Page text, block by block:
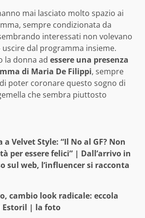
mai lasciato molto spazio ai
sempre condizionata da
interessati non volevano
dal programma insieme.
la donna ad essere una presenza
di Maria De Filippi, sempre
poter coronare questo sogno di
che sembra piuttosto
Velvet Style: “Il No al GF? Non
per essere felici” | Dall’arrivo in
sul web, l’influencer si racconta
cambio look radicale: eccola
Estoril | la foto